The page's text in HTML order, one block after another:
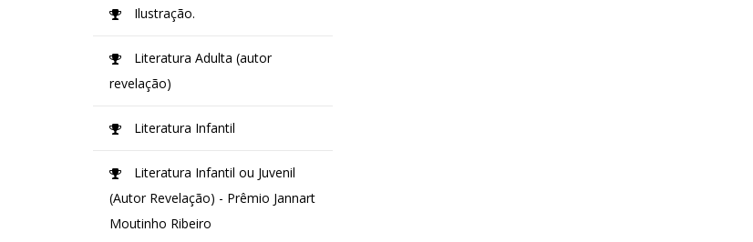
Ilustração.
Literatura Adulta (autor
revelação)
Literatura Infantil
Literatura Infantil ou Juvenil
(Autor Revelação) - Prêmio Jannart
Moutinho Ribeiro